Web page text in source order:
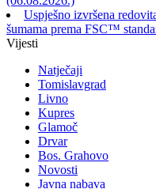
Uspješno izvršena
šumama prema FSC™
Vijesti
Natječaji
Tomislavgrad
Livno
Kupres
Glamoč
Drvar
Bos. Grahovo
Novosti
Javna nabava